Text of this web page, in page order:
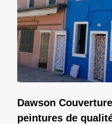
Dawson
peintures de